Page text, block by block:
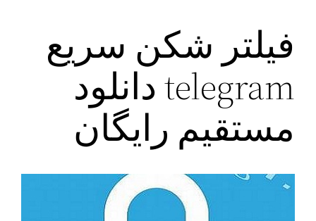
فیلتر شکن سریع
telegram دانلود
مستقیم رایگان